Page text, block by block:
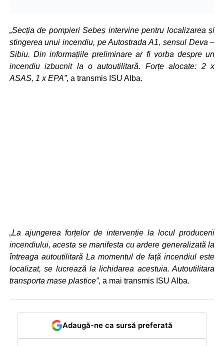
„Secția de pompieri Sebeș intervine pentru localizarea și
stingerea unui incendiu, pe Autostrada A1, sensul Deva –
Sibiu. Din informațiile preliminare ar fi vorba despre un
incendiu izbucnit la o autoutilitară. Forțe alocate: 2 x
ASAS, 1 x EPA”, a transmis ISU Alba.
„La ajungerea forțelor de intervenție la locul producerii
incendiului, acesta se manifesta cu ardere generalizată la
întreaga autoutilitară La momentul de față incendiul este
localizat, se lucrează la lichidarea acestuia. Autoutilitara
transporta mase plastice”, a mai transmis ISU Alba.
Adaugă-ne ca sursă preferată